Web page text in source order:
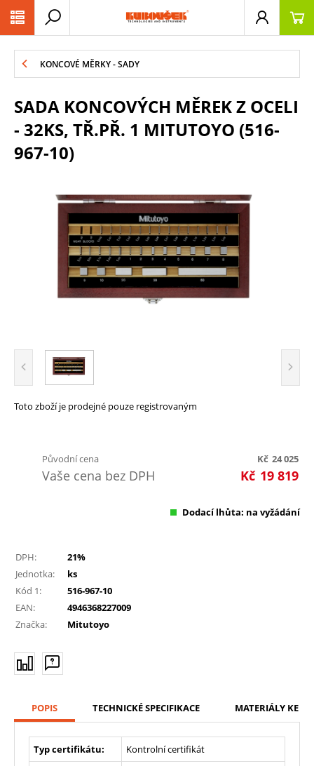
KONCOVÉ MĚRKY - SADY
SADA KONCOVÝCH MĚREK Z OCELI
- 32KS, TŘ.PŘ. 1 MITUTOYO (516-
967-10)
Toto zboží je prodejné pouze registrovaným
Původní cena 24 025
Kč
Vaše cena bez DPH 19 819
Kč
Dodací lhůta: na vyžádání
DPH:
21%
Jednotka:
ks
Kód 1:
516-967-10
EAN:
4946368227009
Značka:
Mitutoyo
POPIS TECHNICKÉ SPECIFIKACE MATERIÁLY KE
Typ certifikátu:
Kontrolní certifikát